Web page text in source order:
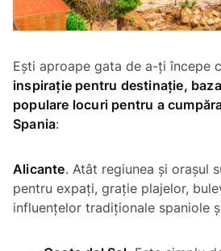
Ești aproape gata de a-ți începe
inspirație pentru destinație,
populare locuri pentru a
Spania:
Alicante. Atât regiunea și orașul
pentru expați, grație plajelor,
influențelor tradiționale spaniole